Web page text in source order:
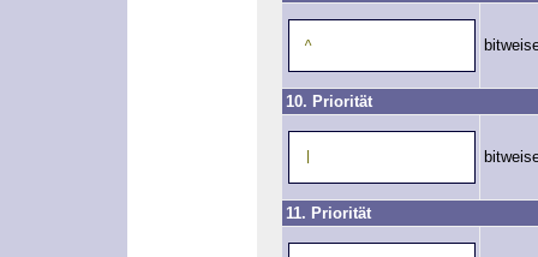
^
10. Priorität
11. Priorität